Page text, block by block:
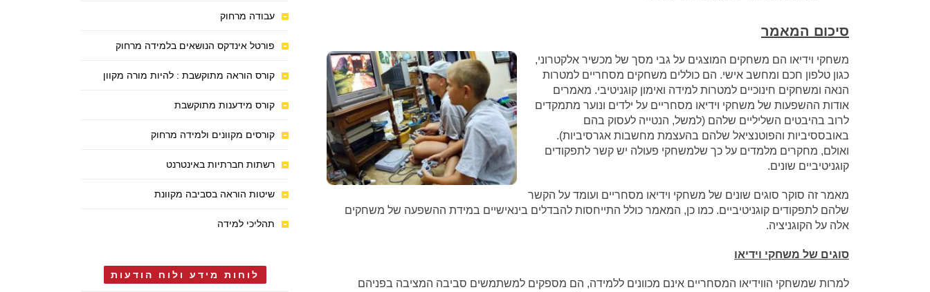
סיכום המאמר
משחקי וידיאו הם משחקים המוצגים על גבי מסך של מכשיר אלקטרוני,
כגון טלפון חכם ומחשב אישי. הם כוללים משחקים מסחריים למטרות
הנאה ומשחקים חינוכיים למטרות למידה ואימון קוגניטיבי. מאמרים
אודות ההשפעות של משחקי וידיאו מסחריים על ילדים ונוער מתמקדים
לרוב בהיבטים השליליים שלהם (למשל, הנטייה לעסוק בהם
באובססיביות והפוטנציאל שלהם בהעצמת מחשבות אגרסיביות).
ואולם, מחקרים מלמדים על כך שלמשחקי פעולה יש קשר לתפקודים
קוגניטיביים שונים.
מאמר זה סוקר סוגים שונים של משחקי וידיאו מסחריים ועומד על הקשר
שלהם לתפקודים קוגניטיביים. כמו כן, המאמר כולל התייחסות להבדלים בינאישיים במידת ההשפעה של משחקים
אלה על הקוגניציה.
סוגים של משחקי וידיאו
למרות שמשחקי הווידיאו המסחריים אינם מכוונים ללמידה, הם מספקים למשתמשים סביבה המציבה בפניהם
עבודה מרחוק
פורטל אינדקס הנושאים בלמידה מרחוק
קורס הוראה מתוקשבת : להיות מורה מקוון
קורס מידענות מתוקשבת
קורסים מקוונים ולמידה מרחוק
רשתות חברתיות באינטרנט
שיטות הוראה בסביבה מקוונת
תהליכי למידה
לוחות מידע ולוח הודעות